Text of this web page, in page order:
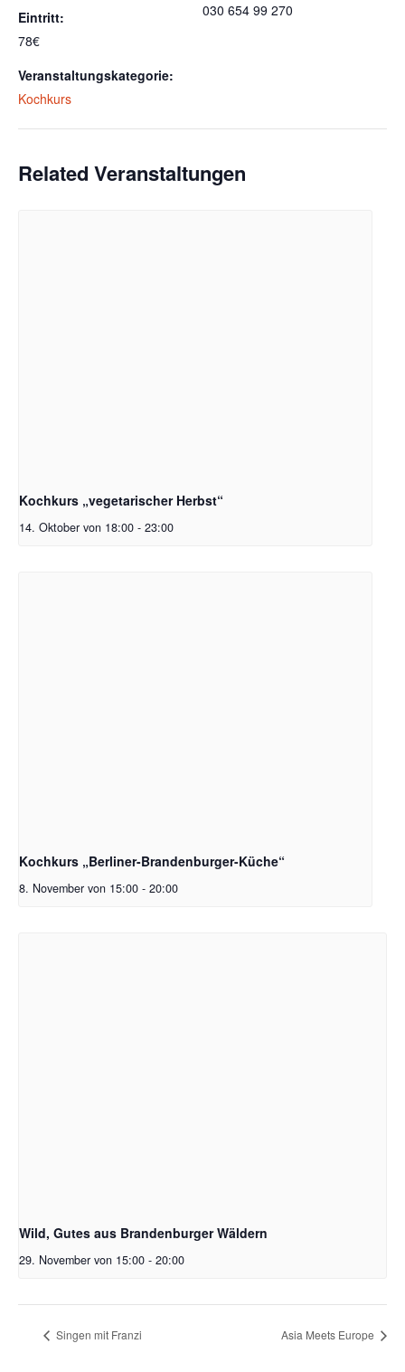
Eintritt:
78€
Veranstaltungskategorie:
Kochkurs
030 654 99 270
Related Veranstaltungen
Kochkurs „vegetarischer Herbst“
14. Oktober von 18:00 - 23:00
Kochkurs „Berliner-Brandenburger-Küche“
8. November von 15:00 - 20:00
Wild, Gutes aus Brandenburger Wäldern
29. November von 15:00 - 20:00
Singen mit Franzi Asia Meets Europe